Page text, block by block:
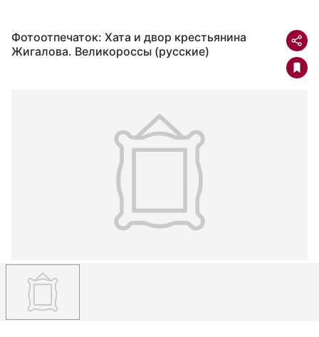
Фотоотпечаток: Хата и двор крестьянина
Жигалова. Великороссы (русские)